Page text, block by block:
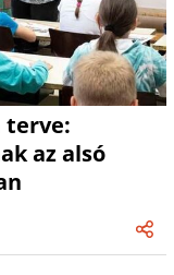
terve:
az alsó